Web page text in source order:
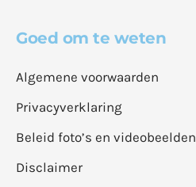
Goed om te weten
Algemene voorwaarden
Privacyverklaring
Beleid foto’s en videobeelden
Disclaimer